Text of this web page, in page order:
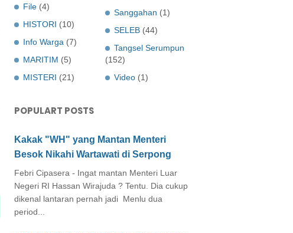
File (4)
HISTORI (10)
Info Warga (7)
MARITIM (5)
MISTERI (21)
Sanggahan (1)
SELEB (44)
Tangsel Serumpun
(152)
Video (1)
POPULART POSTS
Kakak "WH" yang Mantan Menteri
Besok Nikahi Wartawati di Serpong
Febri Cipasera - Ingat mantan Menteri Luar
Negeri RI Hassan Wirajuda ? Tentu. Dia cukup
dikenal lantaran pernah jadi Menlu dua
period...